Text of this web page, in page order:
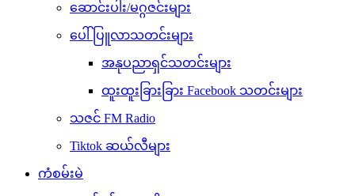
ဆောင်းပါး/မဂ္ဂဇင်းများ
ပေါ်ပြူလာသတင်းများ
အနုပညာရှင်သတင်းများ
ထူးထူးခြားခြား Facebook သတင်းများ
သဇင် FM Radio
Tiktok ဆယ်လီများ
ကံစမ်းမဲ